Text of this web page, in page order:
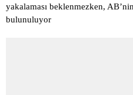
yakalaması beklenmezken,
bulunuluyor